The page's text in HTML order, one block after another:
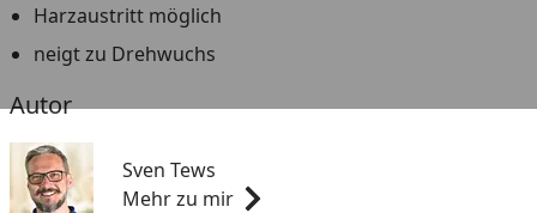
Harzaustritt möglich
neigt zu Drehwuchs
Autor
Sven Tews
Mehr zu mir